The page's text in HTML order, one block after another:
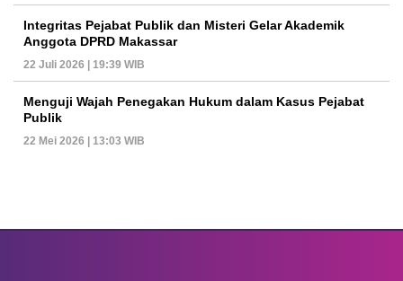
Integritas Pejabat Publik dan Misteri Gelar Akademik
Anggota DPRD Makassar
22 Juli 2026 | 19:39 WIB
Menguji Wajah Penegakan Hukum dalam Kasus Pejabat
Publik
22 Mei 2026 | 13:03 WIB